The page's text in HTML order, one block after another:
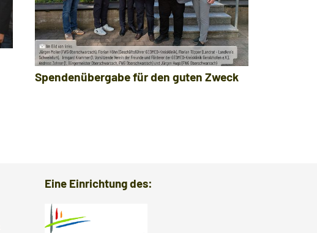
Spendenübergabe für den guten Zweck
Eine Einrichtung des: